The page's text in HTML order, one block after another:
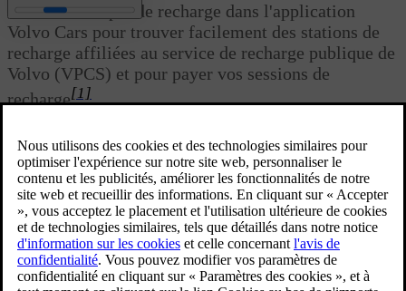
Créez un compte de recharge dans l'application
Volvo Cars pour trouver facilement des stations de
recharge affiliées au service de recharge publique de
Volvo (VPCS) et pour payer vos sessions de
recharge[1].
Vous devez associer l'application mobile à votre voiture avant de
créer le compte de recharge.
Associer l'application Volvo Cars à la voiture
Ouvrez l'onglet
dans l'application mobile.
Appuyez surConfigurer le compteet suivez les instructions.